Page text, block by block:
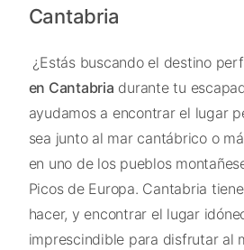
Cantabria
¿Estás buscando el destino
en Cantabria durante tu
ayudamos a encontrar el lugar
sea junto al mar cantábrico o
en uno de los pueblos
Picos de Europa. Cantabria
hacer, y encontrar el lugar
imprescindible para disfrutar al